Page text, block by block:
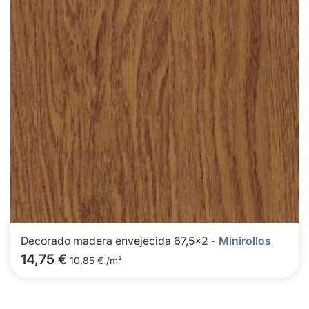
Decorado madera envejecida 67,5x2 - Minirollos
14,75 € 10,85 € /m²